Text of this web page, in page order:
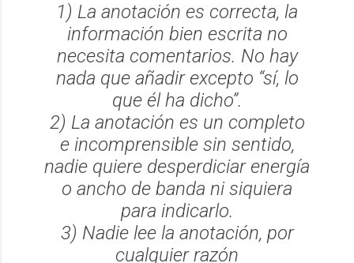
1) La anotación es correcta, la
información bien escrita no
necesita comentarios. No hay
nada que añadir excepto “sí, lo
que él ha dicho”.
2) La anotación es un completo
e incomprensible sin sentido,
nadie quiere desperdiciar energía
o ancho de banda ni siquiera
para indicarlo.
3) Nadie lee la anotación, por
cualquier razón